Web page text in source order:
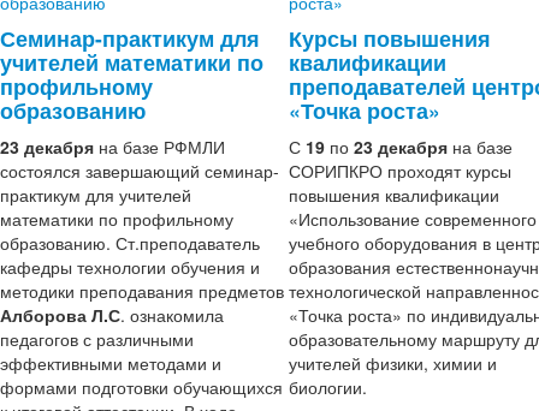
Семинар-практикум для
учителей математики по
профильному
образованию
23 декабря на базе РФМЛИ
состоялся завершающий семинар-
практикум для учителей
математики по профильному
образованию. Ст.преподаватель
кафедры технологии обучения и
методики преподавания предметов
Алборова Л.С. ознакомила
педагогов с различными
эффективными методами и
формами подготовки обучающихся
Курсы повышения
квалификации
преподавателей
«Точка роста»
С 19 по 23 декабря на базе
СОРИПКРО проходят курсы
повышения квалификации
«Использование современного
учебного оборудования в
образования
технологической
«Точка роста» по
образовательному маршруту
учителей физики, химии и
биологии.